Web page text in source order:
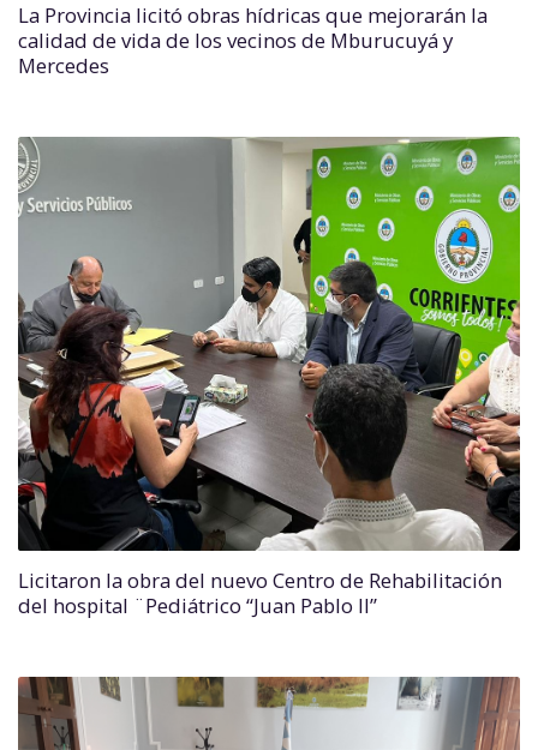
La Provincia licitó obras hídricas que mejorarán la
calidad de vida de los vecinos de Mburucuyá y
Mercedes
Licitaron la obra del nuevo Centro de Rehabilitación
del hospital ¨Pediátrico “Juan Pablo II”